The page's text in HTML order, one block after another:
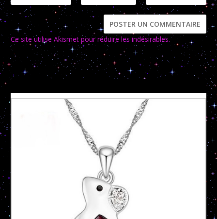
Ce site utilise Akismet pour réduire les indésirables. En savoir
plus sur la façon dont les données de vos commentaires sont
traitées .